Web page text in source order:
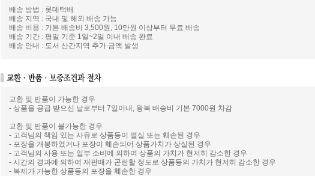
배송 방법 : 롯데택배
배송 지역 : 국내 및 해외 배송 가능
배송 비용 : 기본 배송비 3,500원, 10만원 이상부터 무료 배송
배송 기간 : 평일 기준 1일~2일 이내 배송 완료
배송 안내 : 도서 산간지역 추가 금액 발생
교환 및 반품이 가능한 경우
- 상품을 공급 받으신 날로부터 7일이내, 왕복 배송비 기본 7000원 차감
교환 및 반품이 불가능한 경우
- 고객님의 책임 있는 사유로 상품등이 멸실 또는 훼손된 경우
- 포장을 개봉하였거나 포장이 훼손되어 상품가치가 상실된 경우
- 고객님의 사용 또는 일부 소비에 의하여 상품의 가치가 현저히 감소한 경우
- 시간의 경과에 의하여 재판매가 곤란할 정도로 상품등의 가치가 현저히 감소한 경우
- 복제가 가능한 상품등의 포장을 훼손한 경우